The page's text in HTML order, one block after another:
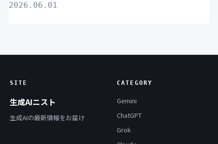
2026.06.01
SITE
生成AIニスト
生成AIの最新情報をお届け
CATEGORY
Gemini
ChatGPT
Grok